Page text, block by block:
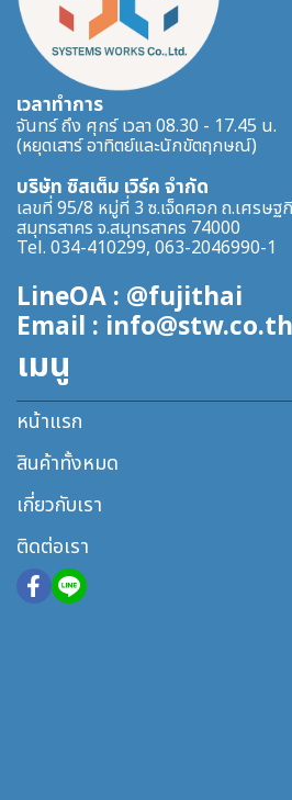
เวลาทำการ
จันทร์ ถึง ศุกร์ เวลา 08.30 - 17.45 น.
(หยุดเสาร์ อาทิตย์และนักขัตฤกษณ์)
บริษัท ซิสเต็ม เวิร์ค จำกัด
เลขที่ 95/8 หมู่ที่ 3 ซ.เจ็ดศอก ถ.เศรษฐ
สมุทรสาคร จ.สมุทรสาคร 74000
Tel. 034-410299, 063-2046990-1
LineOA : @fujithai
Email : info@stw.co.th
เมนู
หน้าแรก
สินค้าทั้งหมด
เกี่ยวกับเรา
ติดต่อเรา